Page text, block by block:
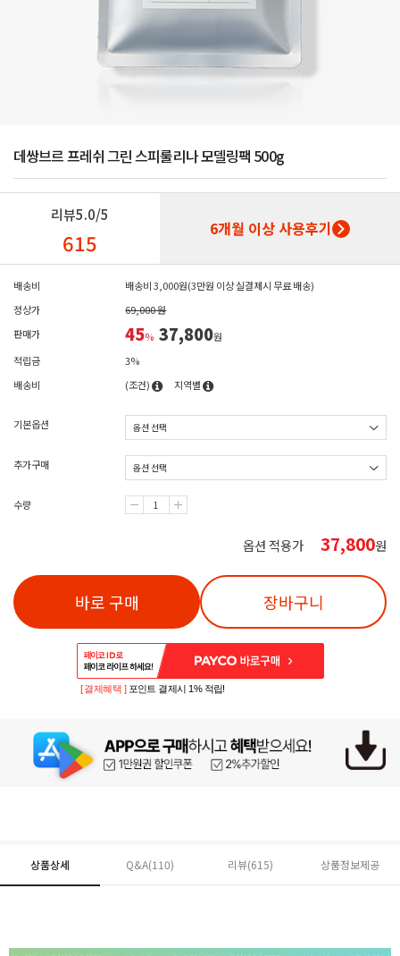
데쌍브르 프레쉬 그린 스피룰리나 모델링팩 500g
리뷰5.0/5
615 6개월 이상 사용후기
배송비
배송비 3,000원(3만원 이상 실결제시 무료 배송)
정상가
69,000 원
판매가
45% 37,800원
적립금
3%
배송비
(조건) 지역별
기본옵션
추가구매
수량
옵션 적용가 37,800원
바로 구매 장바구니
[ 결제혜택 ] 포인트 결제시 1% 적립!
상품상세 Q&A(110) 리뷰(615) 상품정보제공